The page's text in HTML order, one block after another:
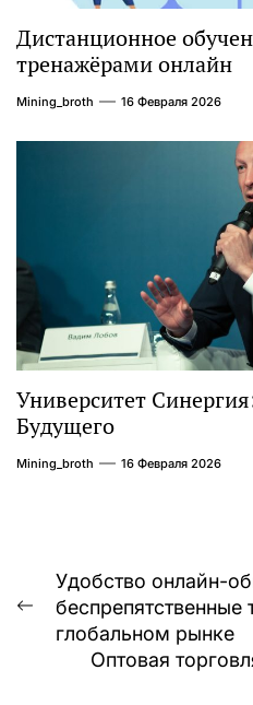
Дистанционное
тренажёрами онлайн
Mining_broth 16 Февраля 2026
Университет
Будущего
Mining_broth 16 Февраля 2026
Навигация
по
записям
Предыдущая
запись:
Удобство онлайн-
беспрепятственные
глобальном рынке
Оптовая